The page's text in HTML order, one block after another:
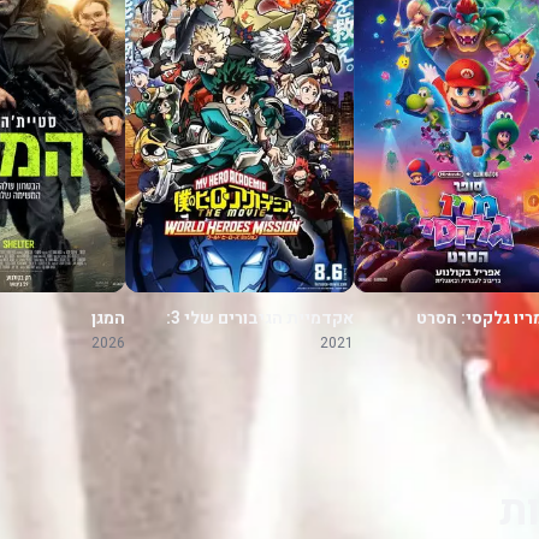
גלקסי: הסרט
אקדמיית הגיבורים שלי 3:
משימה לגיבורי העולם
2021
המגן
2026